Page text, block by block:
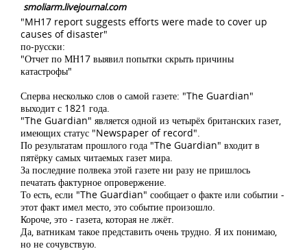
smoliarm.livejournal.com
"MH17 report suggests efforts were made to cover up
causes of disaster"
по-русски:
"Отчет по МН17 выявил попытки скрыть причины
катастрофы"
Сперва несколько слов о самой газете: "The Guardian"
выходит с 1821 года.
"The Guardian" является одной из четырёх британских газет,
имеющих статус "Newspaper of record".
По результатам прошлого года "The Guardian" входит в
пятёрку самых читаемых газет мира.
За последние полвека этой газете ни разу не пришлось
печатать фактурное опровержение.
То есть, если "The Guardian" сообщает о факте или событии -
этот факт имел место, это событие произошло.
Короче, это - газета, которая не лжёт.
Да, ватникам такое представить очень трудно. Я их понимаю,
но не сочувствую.